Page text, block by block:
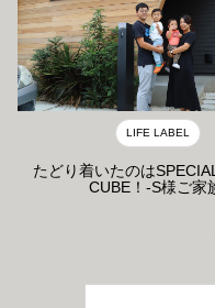
LIFE LABEL
たどり着いたのは
CUBE！-S様ご家